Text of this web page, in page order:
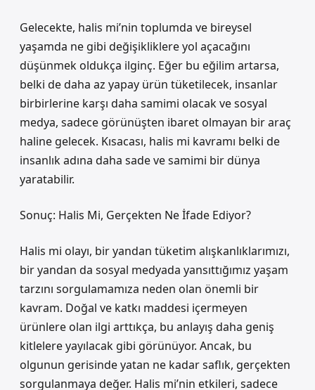
Gelecekte, halis mi’nin toplumda ve bireysel
yaşamda ne gibi değişikliklere yol açacağını
düşünmek oldukça ilginç. Eğer bu eğilim artarsa,
belki de daha az yapay ürün tüketilecek, insanlar
birbirlerine karşı daha samimi olacak ve sosyal
medya, sadece görünüşten ibaret olmayan bir araç
haline gelecek. Kısacası, halis mi kavramı belki de
insanlık adına daha sade ve samimi bir dünya
yaratabilir.
Sonuç: Halis Mi, Gerçekten Ne İfade Ediyor?
Halis mi olayı, bir yandan tüketim alışkanlıklarımızı,
bir yandan da sosyal medyada yansıttığımız yaşam
tarzını sorgulamamıza neden olan önemli bir
kavram. Doğal ve katkı maddesi içermeyen
ürünlere olan ilgi arttıkça, bu anlayış daha geniş
kitlelere yayılacak gibi görünüyor. Ancak, bu
olgunun gerisinde yatan ne kadar saflık, gerçekten
sorgulanmaya değer. Halis mi’nin etkileri, sadece